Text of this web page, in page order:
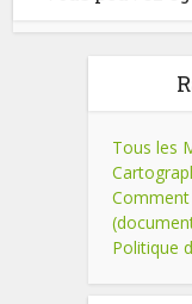
Tous les
Politique